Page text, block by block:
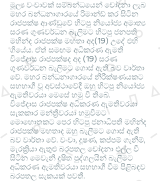
මූල්‍ය වංචාවක් සම්බන්ධයෙන් චෝදනා ලැබ
මහර බන්ධනාගාරයේ රිමාන්ඩ් කර සිටින
රාජපක්ෂ ආණ්ඩුවේ හිටපු නියෝජ්‍ය අමාත්‍ය
සරණ ගුණවර්ධන බැලිමට හිටපු ජනපති
මහින්ද රාජපක්ෂ මහතා අද(19) උදේ එහි
ගියේය. ඒත් සමඟම අධිකරණ ඇමති
විජේදාස රාජපක්ෂද අද (19) සරණ
ගුණවර්ධන බැලිමට ගොස් ඇති බව වාර්තා
වේ. මහර බන්ධනාගාරයේ නිරීක්ෂණයකට
සහභාගී වූ අවස්ථාවේදී ඔහු හිටපු නියෝජ්‍ය
ඇමතිවරයා මෙසේ හමු වී තිබේ.
විජේදාස රාජපක්ෂ අධිකරණ ඇමතිවරයා
සැකකාර මන්ත්‍රීවරයා හමුවීමට
මොහොතකට පෙර හිටපු ජනාධිපති මහින්ද
රාජපක්ෂ මහතාද ඔහු බැලීමට ගොස් ඇති
බව වාර්තා වේ. වංචා, දූෂණ, කප්පම් ගැනීම්,
මැරක්‍රියා ඇතුළු බරපතල චෝදනා එල්ල වී
සිටින මෙවැනි දූෂිත පුද්ගලයින් බැලීමට
අධිකරණ ඇමතිවරයා සහභාගී වීම පිළිබඳව
බරපතල සැකයක් පවතී.